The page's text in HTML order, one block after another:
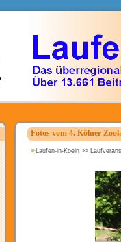
Fotos vom 4. Kölner
Laufen-in-Koeln>>